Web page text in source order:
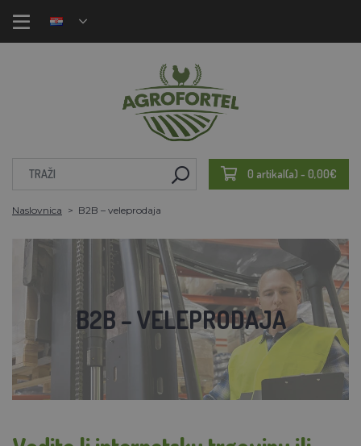
0 artikal(a) - 0,00€
Naslovnica B2B – veleprodaja
B2B – VELEPRODAJA